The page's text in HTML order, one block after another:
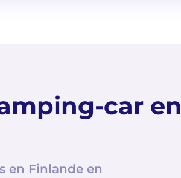
car en
en Finlande en